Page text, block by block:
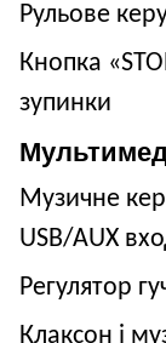
Рульове
Кнопка
зупинки
Музичне
USB/AUX
Регулятор
Клаксон і